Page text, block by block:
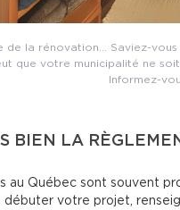
de la rénovation… Saviez-vous
que votre municipalité ne
Informez-
BIEN LA
au Québec sont souvent
débuter votre projet,